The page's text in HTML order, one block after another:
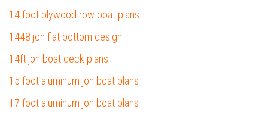
14 foot plywood row boat plans
1448 jon flat bottom design
14ft jon boat deck plans
15 foot aluminum jon boat plans
17 foot aluminum jon boat plans